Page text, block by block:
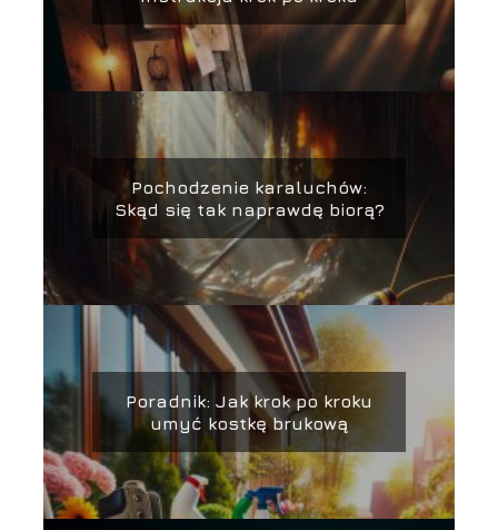
Pochodzenie karaluchów:
Skąd się tak naprawdę biorą?
Poradnik: Jak krok po kroku
umyć kostkę brukową